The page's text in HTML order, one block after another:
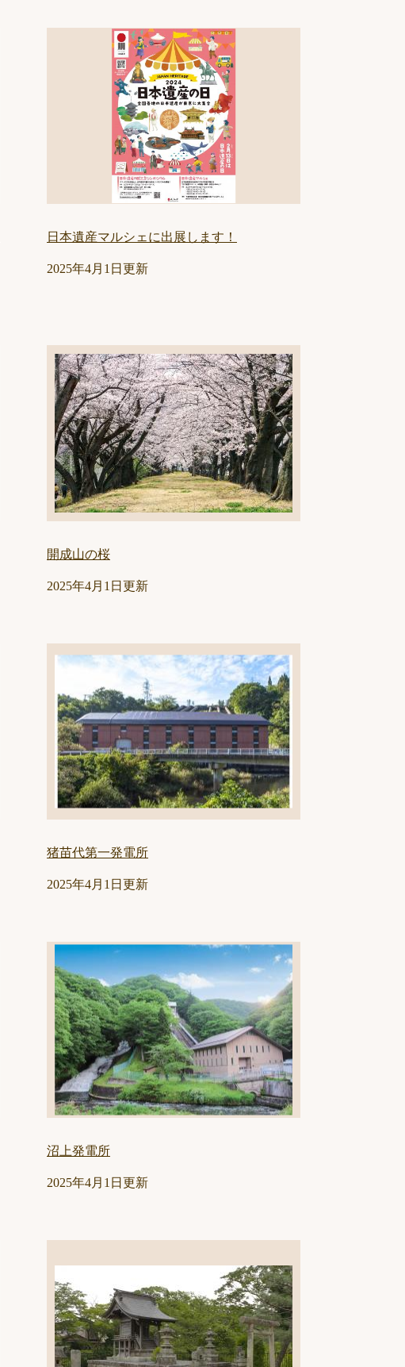
日本遺産マルシェに出展します！
2025年4月1日更新
開成山の桜
2025年4月1日更新
猪苗代第一発電所
2025年4月1日更新
沼上発電所
2025年4月1日更新